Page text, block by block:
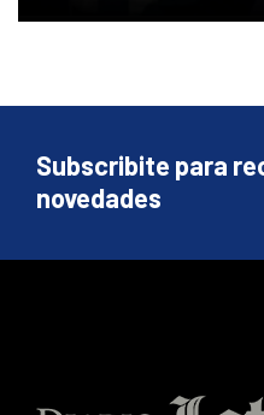
Subscribite para
novedades